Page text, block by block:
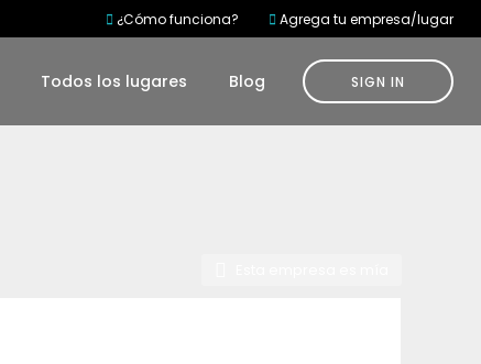
¿Cómo funciona? Agrega tu empresa/lugar
Todos los lugares Blog SIGN IN